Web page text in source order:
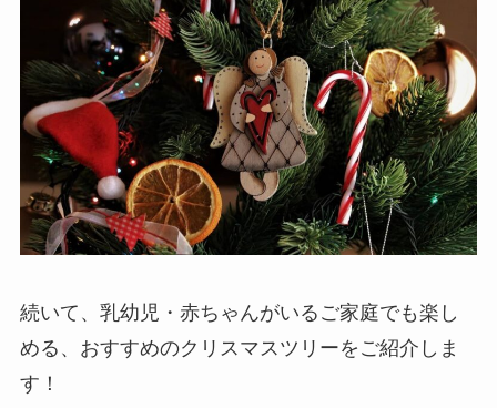
続いて、乳幼児・赤ちゃんがいるご家庭でも楽し
める、おすすめのクリスマスツリーをご紹介しま
す！